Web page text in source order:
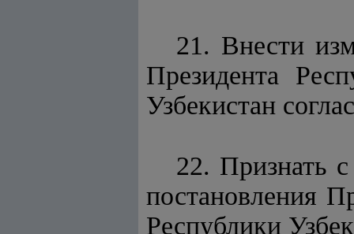
21. Внести
Президента
Узбекистан
22. Признать
постановления
Республики